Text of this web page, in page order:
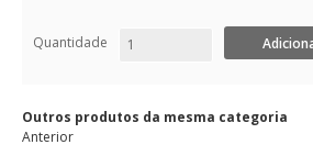
Quantidade
Outros produtos da mesma categoria
Anterior